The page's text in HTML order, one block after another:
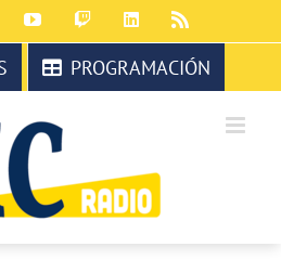
FacebookYouTubeTwitchLinkedIn
PROGRAMACIÓN